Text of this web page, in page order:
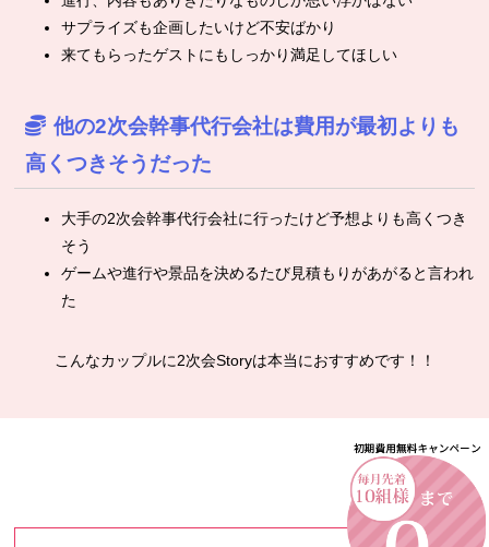
サプライズも企画したいけど不安ばかり
来てもらったゲストにもしっかり満足してほしい
他の2次会幹事代行会社は費用が最初よりも
高くつきそうだった
大手の2次会幹事代行会社に行ったけど予想よりも高くつき
そう
ゲームや進行や景品を決めるたび見積もりがあがると言われ
た
こんなカップルに2次会Storyは本当におすすめです！！